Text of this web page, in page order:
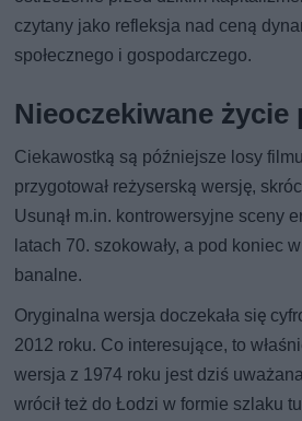
czytany jako refleksja nad ceną
społecznego i gospodarczego.
Nieoczekiwane życie
Ciekawostką są późniejsze losy
przygotował reżyserską wersję,
Usunął m.in. kontrowersyjne sceny
latach 70. szokowały, a pod koniec
banalne.
Oryginalna wersja doczekała się
2012 roku. Co interesujące, to
wersja z 1974 roku jest dziś
wrócił też do Łodzi w formie szlaku